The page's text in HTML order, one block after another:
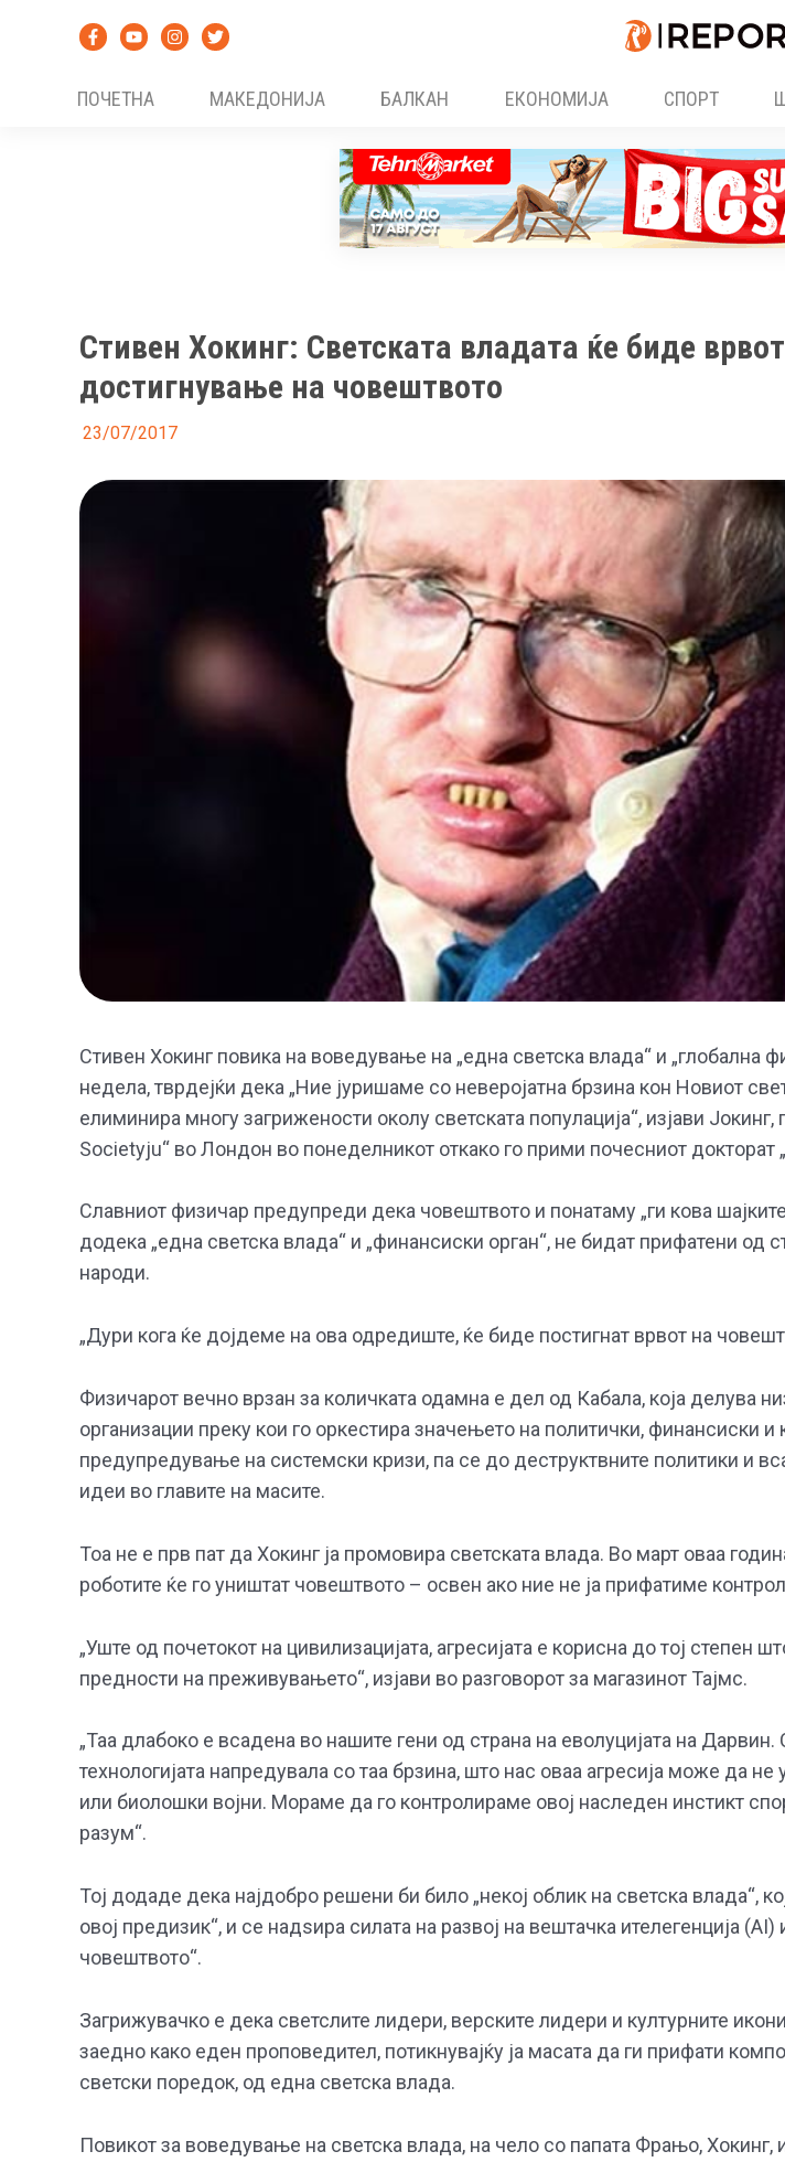
ПОЧЕТНА
МАКЕДОНИЈА БАЛКАН ЕКОНОМИЈА СПОРТ
Стивен Хокинг: Светската владата ќе биде
достигнување на човештвото
23/07/2017
Стивен Хокинг повика на воведување на „една светска влада“ и „глобална
недела, тврдејќи дека „Ние јуришаме со неверојатна брзина кон Новиот
елиминира многу загрижености околу светската популација“, изјави Јокинг,
Societyju“ во Лондон во понеделникот откако го прими почесниот докторат
Славниот физичар предупреди дека човештвото и понатаму „ги кова шајките
додека „една светска влада“ и „финансиски орган“, не бидат прифатени од
народи.
„Дури кога ќе дојдеме на ова одредиште, ќе биде постигнат врвот на
Физичарот вечно врзан за количката одамна е дел од Кабала, која делува
организации преку кои го оркестира значењето на политички, финансиски и
предупредување на системски кризи, па се до деструктвните политики и
идеи во главите на масите.
Тоа не е прв пат да Хокинг ја промовира светската влада. Во март оваа
роботите ќе го уништат човештвото – освен ако ние не ја прифатиме
„Уште од почетокот на цивилизацијата, агресијата е корисна до тој степен
предности на преживувањето“, изјави во разговорот за магазинот Тајмс.
„Таа длабоко е всадена во нашите гени од страна на еволуцијата на Дарвин.
технологијата напредувала со таа брзина, што нас оваа агресија може да
или биолошки војни. Мораме да го контролираме овој наследен инстикт
разум“.
Тој додаде дека најдобро решени би било „некој облик на светска влада“,
овој предизик“, и се надѕира силата на развој на вештачка ителегенција (АI)
човештвото“.
Загрижувачко е дека светслите лидери, верските лидери и културните
заедно како еден проповедител, потикнувајќу ја масата да ги прифати
светски поредок, од една светска влада.
Повикот за воведување на светска влада, на чело со папата Фрањо, Хокинг,